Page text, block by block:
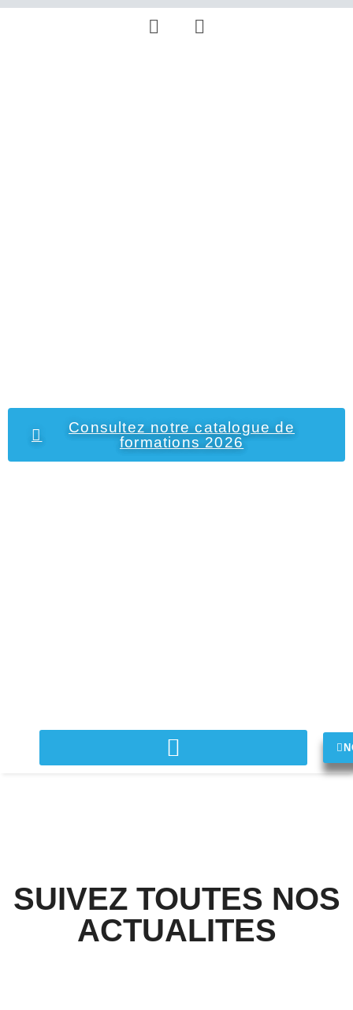
Consultez notre catalogue de
formations 2026
SUIVEZ TOUTES NOS
ACTUALITES